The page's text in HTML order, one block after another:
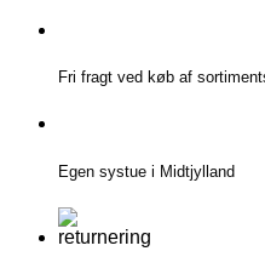
Fortsæt
indholdFri fragt ved køb af
Egen systue i Midtjylland